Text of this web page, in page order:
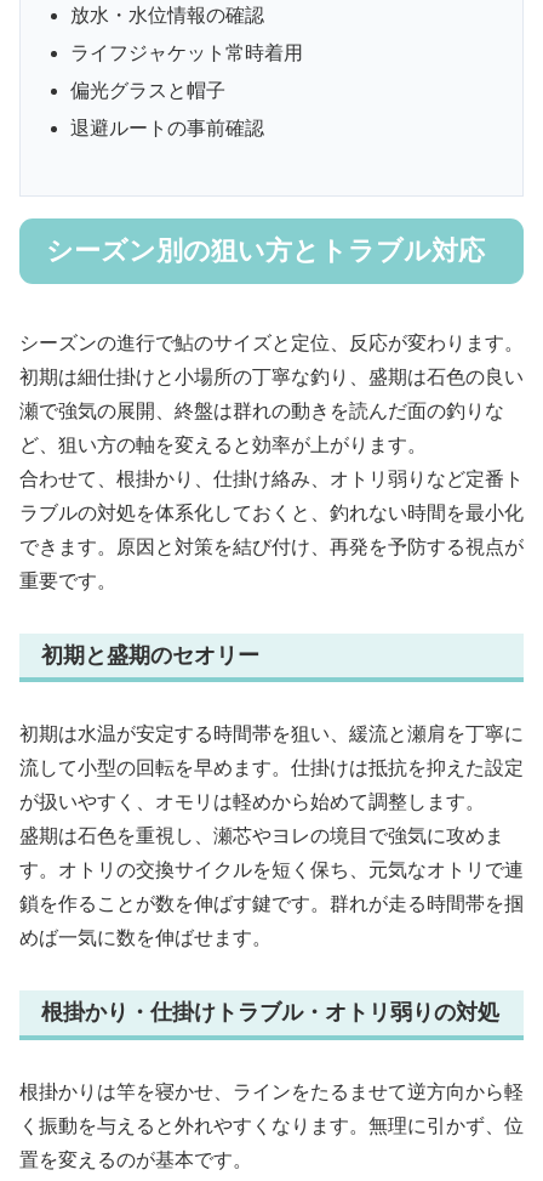
放水・水位情報の確認
ライフジャケット常時着用
偏光グラスと帽子
退避ルートの事前確認
シーズン別の狙い方とトラブル対応
シーズンの進行で鮎のサイズと定位、反応が変わります。
初期は細仕掛けと小場所の丁寧な釣り、盛期は石色の良い
瀬で強気の展開、終盤は群れの動きを読んだ面の釣りな
ど、狙い方の軸を変えると効率が上がります。
合わせて、根掛かり、仕掛け絡み、オトリ弱りなど定番ト
ラブルの対処を体系化しておくと、釣れない時間を最小化
できます。原因と対策を結び付け、再発を予防する視点が
重要です。
初期と盛期のセオリー
初期は水温が安定する時間帯を狙い、緩流と瀬肩を丁寧に
流して小型の回転を早めます。仕掛けは抵抗を抑えた設定
が扱いやすく、オモリは軽めから始めて調整します。
盛期は石色を重視し、瀬芯やヨレの境目で強気に攻めま
す。オトリの交換サイクルを短く保ち、元気なオトリで連
鎖を作ることが数を伸ばす鍵です。群れが走る時間帯を掴
めば一気に数を伸ばせます。
根掛かり・仕掛けトラブル・オトリ弱りの対処
根掛かりは竿を寝かせ、ラインをたるませて逆方向から軽
く振動を与えると外れやすくなります。無理に引かず、位
置を変えるのが基本です。